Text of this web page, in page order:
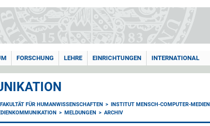
FORSCHUNG LEHRE EINRICHTUNGEN INTERNATIONAL
FAKULTÄT FÜR HUMANWISSENSCHAFTEN
INSTITUT MENSCH-COMPUTER-MEDIEN
MELDUNGEN ARCHIV